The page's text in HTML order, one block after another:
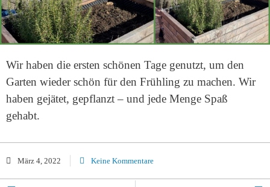
Wir haben die ersten schönen Tage genutzt, um den
Garten wieder schön für den Frühling zu machen. Wir
haben gejätet, gepflanzt – und jede Menge Spaß
gehabt.
März 4, 2022 Keine Kommentare